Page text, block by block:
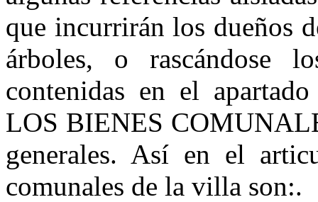
que incurrirán los dueños
árboles, o rascándose
contenidas en el
LOS BIENES
generales. Así en el
comunales de la villa son:.